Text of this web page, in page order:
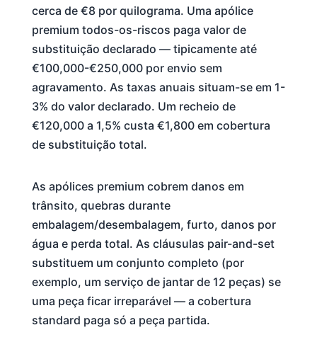
cerca de €8 por quilograma. Uma apólice
premium todos-os-riscos paga valor de
substituição declarado — tipicamente até
€100,000-€250,000 por envio sem
agravamento. As taxas anuais situam-se em 1-
3% do valor declarado. Um recheio de
€120,000 a 1,5% custa €1,800 em cobertura
de substituição total.
As apólices premium cobrem danos em
trânsito, quebras durante
embalagem/desembalagem, furto, danos por
água e perda total. As cláusulas pair-and-set
substituem um conjunto completo (por
exemplo, um serviço de jantar de 12 peças) se
uma peça ficar irreparável — a cobertura
standard paga só a peça partida.